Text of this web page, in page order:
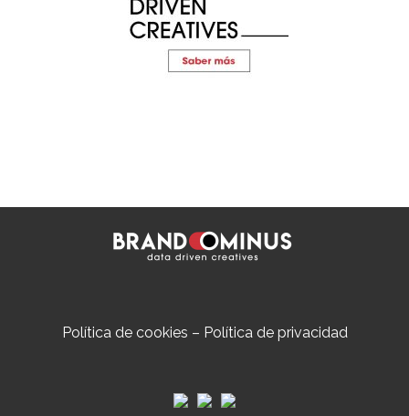
Política de cookies – Política de privacidad